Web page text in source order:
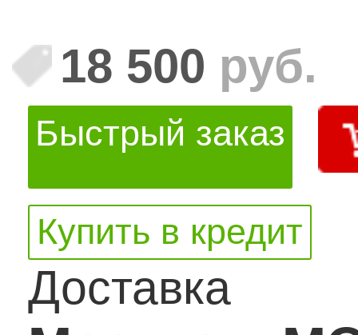
18 500 руб.
Быстрый заказ
Купить в кредит
Доставка